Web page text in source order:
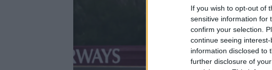
If you wish to opt-out of
sensitive information for
confirm your selection.
continue seeing
information disclosed to
further disclosure of